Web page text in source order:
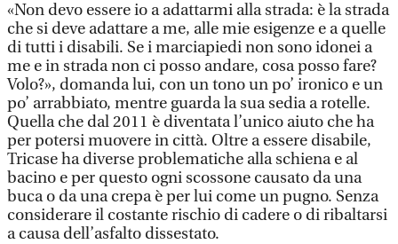
«Non devo essere io a adattarmi alla strada: è la strada
che si deve adattare a me, alle mie esigenze e a quelle
di tutti i disabili. Se i marciapiedi non sono idonei a
me e in strada non ci posso andare, cosa posso fare?
Volo?», domanda lui, con un tono un po’ ironico e un
po’ arrabbiato, mentre guarda la sua sedia a rotelle.
Quella che dal 2011 è diventata l’unico aiuto che ha
per potersi muovere in città. Oltre a essere disabile,
Tricase ha diverse problematiche alla schiena e al
bacino e per questo ogni scossone causato da una
buca o da una crepa è per lui come un pugno. Senza
considerare il costante rischio di cadere o di ribaltarsi
a causa dell’asfalto dissestato.